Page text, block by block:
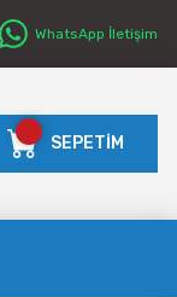
WhatsApp İletişim
SEPETİM